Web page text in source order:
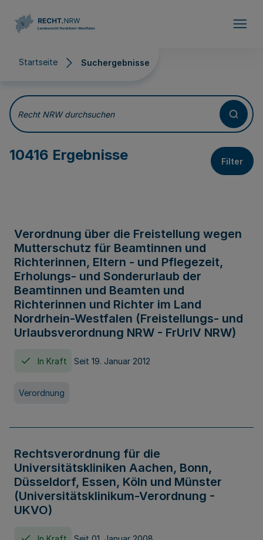
Startseite Suchergebnisse
Suchergebnisse
Recht NRW durchsuchen
10416 Ergebnisse Filter
Verordnung über die Freistellung wegen
Mutterschutz für Beamtinnen und
Richterinnen, Eltern - und Pflegezeit,
Erholungs- und Sonderurlaub der
Beamtinnen und Beamten und
Richterinnen und Richter im Land
Nordrhein-Westfalen (Freistellungs- und
Urlaubsverordnung NRW - FrUrlV NRW)
In Kraft Seit 19. Januar 2012
Verordnung
Rechtsverordnung für die
Universitätskliniken Aachen, Bonn,
Düsseldorf, Essen, Köln und Münster
(Universitätsklinikum-Verordnung -
UKVO)